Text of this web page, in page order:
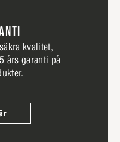
kvalitet,
års garanti på